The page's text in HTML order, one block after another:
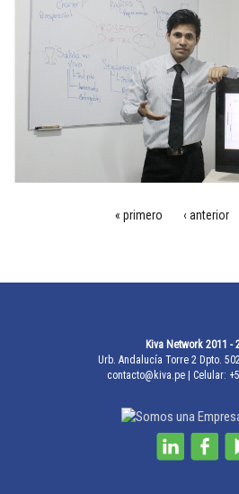
« primero ‹ anterior
Kiva Network 2011 -
Urb. Andalucía Torre 2 Dpto.
contacto@kiva.pe| Celular: